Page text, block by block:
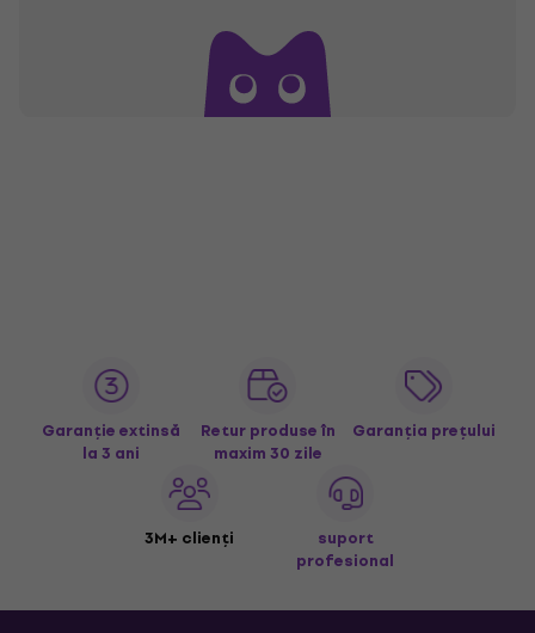
Garanție extinsă
la 3 ani
Retur produse în
maxim 30 zile
Garanția prețului
3M+ clienți
suport
profesional